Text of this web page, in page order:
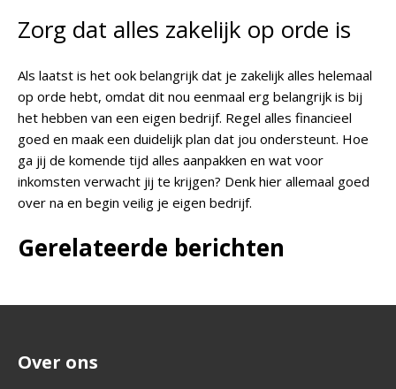
Zorg dat alles zakelijk op orde is
Als laatst is het ook belangrijk dat je zakelijk alles helemaal
op orde hebt, omdat dit nou eenmaal erg belangrijk is bij
het hebben van een eigen bedrijf. Regel alles financieel
goed en maak een duidelijk plan dat jou ondersteunt. Hoe
ga jij de komende tijd alles aanpakken en wat voor
inkomsten verwacht jij te krijgen? Denk hier allemaal goed
over na en begin veilig je eigen bedrijf.
Gerelateerde berichten
Over ons